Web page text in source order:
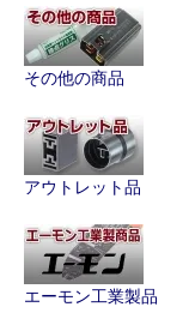
その他の商品
アウトレット品
エーモン工業製品